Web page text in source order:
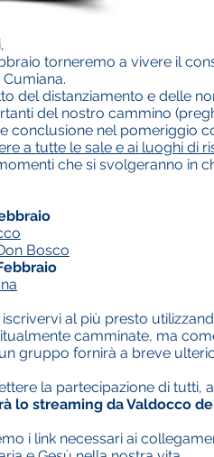
torneremo a vivere il
del distanziamento e delle
del nostro cammino
conclusione nel pomeriggio
a tutte le sale e ai luoghi di
che si svolgeranno in
Bosco
al più presto
camminate, ma
gruppo fornirà a breve
la partecipazione di tutti,
lo streaming da Valdocco
i link necessari ai